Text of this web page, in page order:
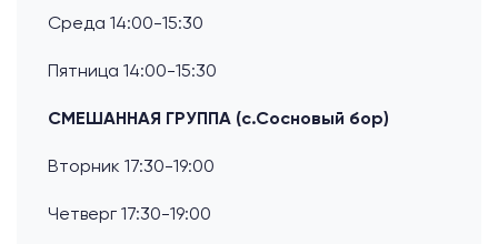
Среда 14:00-15:30
Пятница 14:00-15:30
СМЕШАННАЯ ГРУППА (с.Сосновый бор)
Вторник 17:30-19:00
Четверг 17:30-19:00